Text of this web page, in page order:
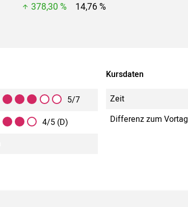
378,30 % 14,76 %
5/7
4/5 (D)
Kursdaten
Zeit
Differenz zum Vortag